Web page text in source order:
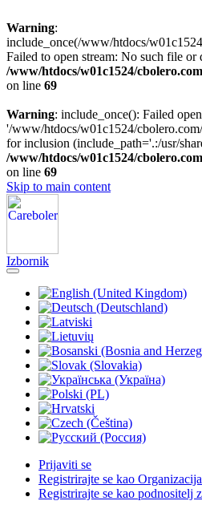
Warning:
include_once(/www/htdocs/
Failed to open stream: No such file or
/www/htdocs/w01c1524/
on line 69
Warning: include_once(): Failed
'/www/htdocs/w01c1524/
for inclusion (include_path='.:/usr/
/www/htdocs/w01c1524/
on line 69
Skip to main content
Izbornik
Prijaviti se
Registrirajte se kao Organizacija
Registrirajte se kao podnositelj